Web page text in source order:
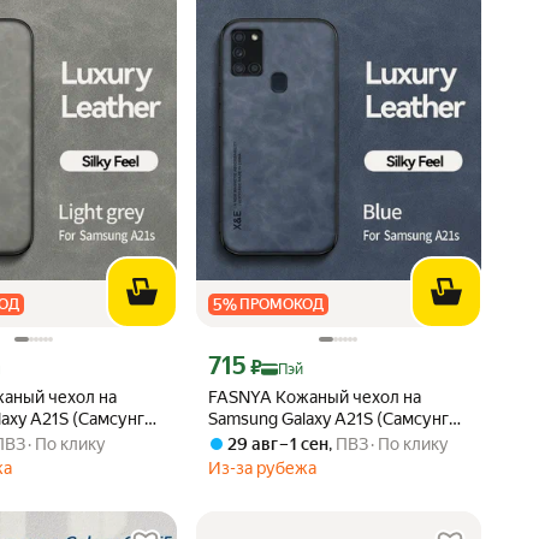
чехол на
A21S (Самсунг
с защитой камеры
ля магнитного
Пэй 715 ₽ вместо
По клику
5% ПРОМОКОД
FASNYA Кожаный чехол на
Samsung Galaxy A21S (Самсунг
Галакси A21C) с защитой камеры
противоударный, ля магнитного
авто-держателя
Цена с картой Яндекс Пэй 715 ₽ вместо
715 ₽ Пэй
29 авг – 1 сен, ПВЗ По клику
Из-за рубежа